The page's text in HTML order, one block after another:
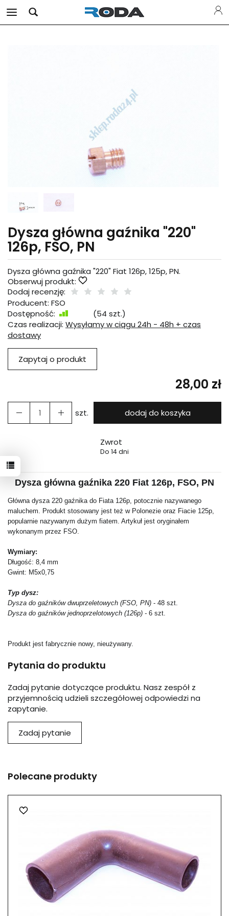
Dysza główna gaźnika "220"
126p, FSO, PN
Dysza główna gaźnika "220" Fiat 126p, 125p, PN.
Obserwuj produkt:
Dodaj recenzję:
Producent: FSO
Dostępność:
(54 szt.)
Czas realizacji: Wysyłamy w ciągu 24h - 48h + czas
dostawy
Zapytaj o produkt
28,00 zł
szt. dodaj do koszyka
Zwrot
Do 14 dni
Dysza główna gaźnika 220 Fiat 126p, FSO, PN
Główna dysza 220 gaźnika do Fiata 126p, potocznie nazywanego
maluchem. Produkt stosowany jest też w Polonezie oraz Fiacie 125p,
popularnie nazywanym dużym fiatem. Artykuł jest oryginałem
wykonanym przez FSO.
Wymiary:
Długość: 8,4 mm
Gwint: M5x0,75
Typ dysz:
Dysza do gaźników dwuprzeletowych (FSO, PN) - 48 szt.
Dysza do gaźników jednoprzelotowych (126p) - 6 szt.
Produkt jest fabrycznie nowy, nieużywany.
Pytania do produktu
Zadaj pytanie dotyczące produktu. Nasz zespół z
przyjemnością udzieli szczegółowej odpowiedzi na
zapytanie.
Zadaj pytanie
Polecane produkty